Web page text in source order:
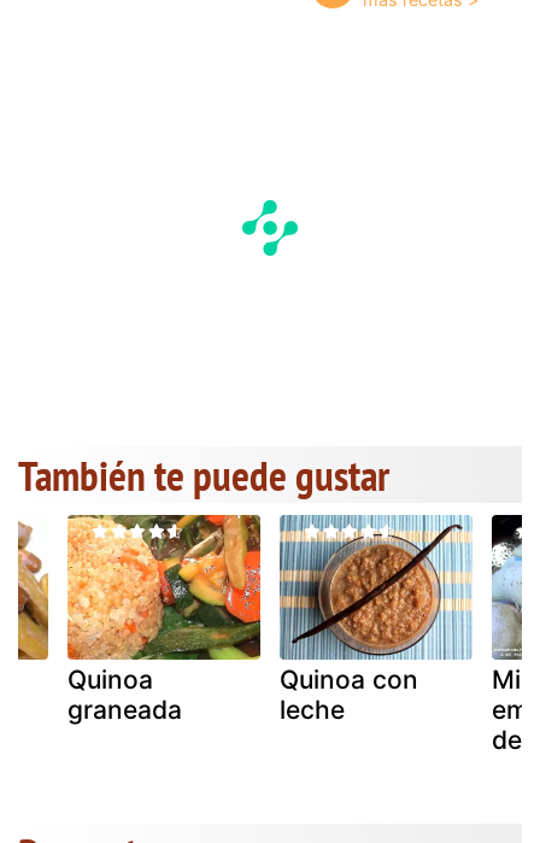
También te puede gustar
Quinoa
graneada
Quinoa con
leche
de